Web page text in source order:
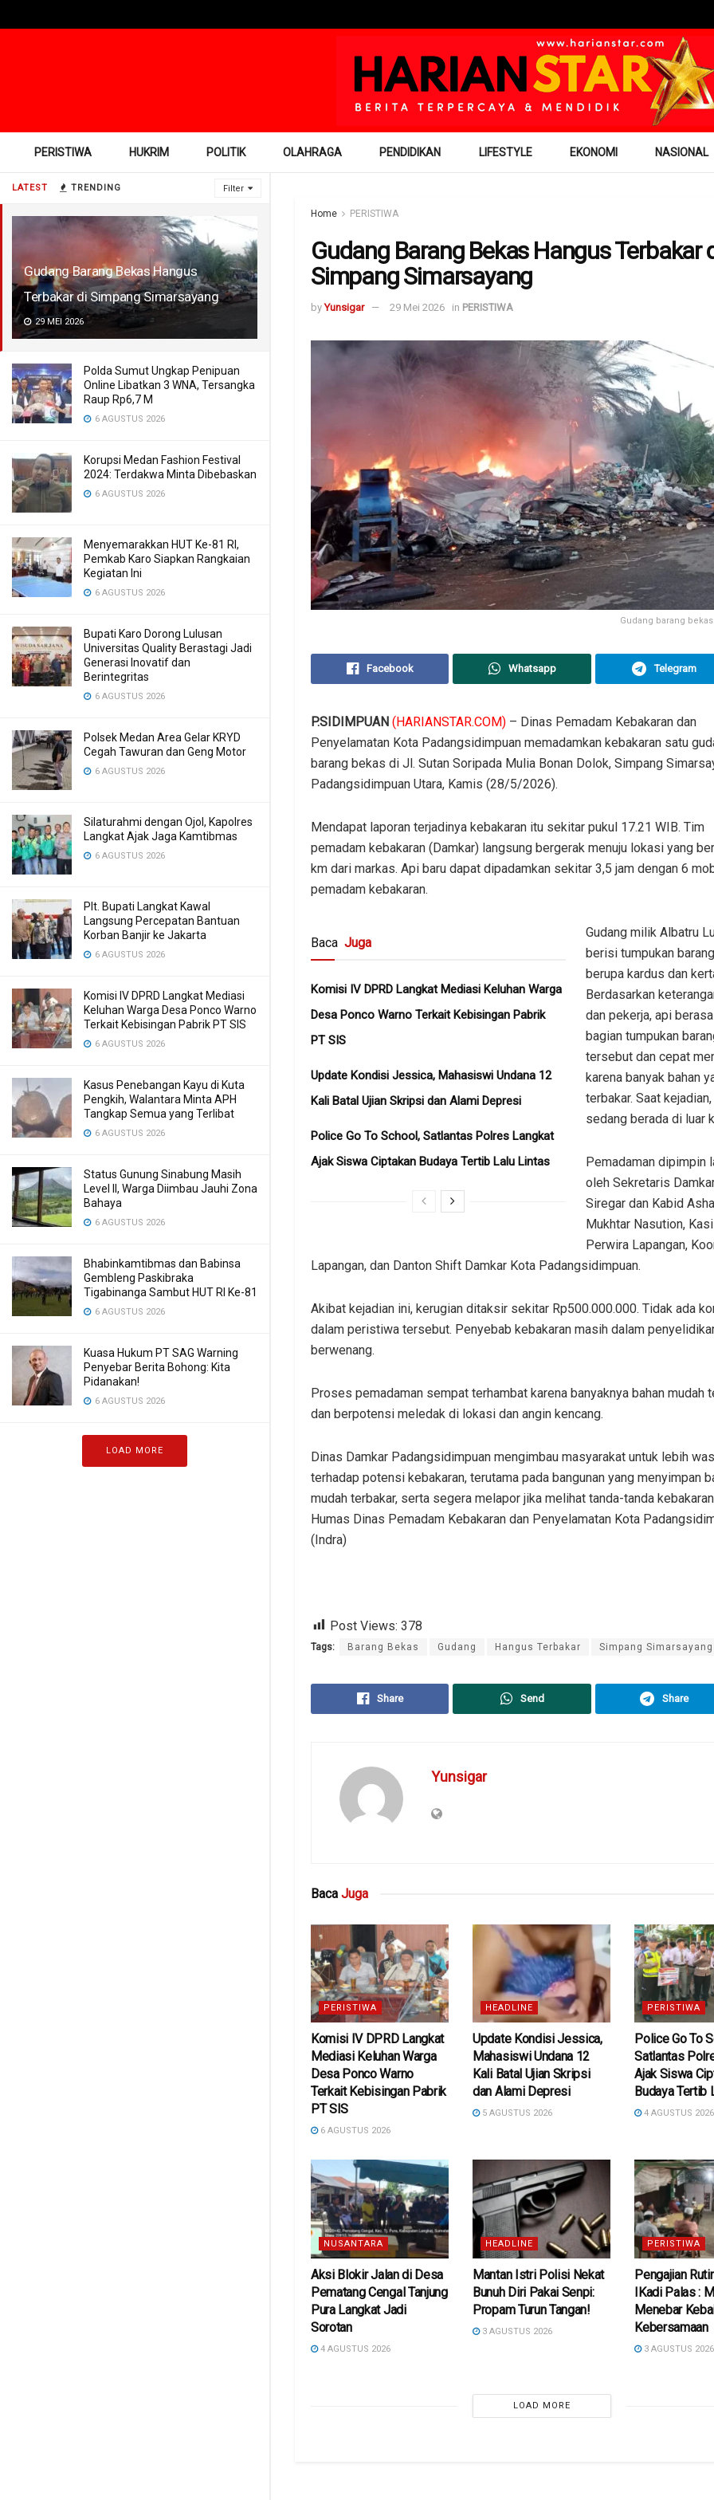
LATEST TRENDING Filter
Gudang Barang Bekas Hangus
Terbakar di Simpang Simarsayang
29 MEI 2026
Polda Sumut Ungkap Penipuan
Online Libatkan 3 WNA, Tersangka
Raup Rp6,7 M
6 AGUSTUS 2026
Korupsi Medan Fashion Festival
2024: Terdakwa Minta Dibebaskan
6 AGUSTUS 2026
Menyemarakkan HUT Ke-81 RI,
Pemkab Karo Siapkan Rangkaian
Kegiatan Ini
6 AGUSTUS 2026
Bupati Karo Dorong Lulusan
Universitas Quality Berastagi Jadi
Generasi Inovatif dan
Berintegritas
6 AGUSTUS 2026
Polsek Medan Area Gelar KRYD
Cegah Tawuran dan Geng Motor
6 AGUSTUS 2026
Silaturahmi dengan Ojol, Kapolres
Langkat Ajak Jaga Kamtibmas
6 AGUSTUS 2026
Plt. Bupati Langkat Kawal
Langsung Percepatan Bantuan
Korban Banjir ke Jakarta
6 AGUSTUS 2026
Komisi IV DPRD Langkat Mediasi
Keluhan Warga Desa Ponco Warno
Terkait Kebisingan Pabrik PT SIS
6 AGUSTUS 2026
Kasus Penebangan Kayu di Kuta
Pengkih, Walantara Minta APH
Tangkap Semua yang Terlibat
6 AGUSTUS 2026
Status Gunung Sinabung Masih
Level II, Warga Diimbau Jauhi Zona
Bahaya
6 AGUSTUS 2026
Bhabinkamtibmas dan Babinsa
Gembleng Paskibraka
Tigabinanga Sambut HUT RI Ke-81
6 AGUSTUS 2026
Kuasa Hukum PT SAG Warning
Penyebar Berita Bohong: Kita
Pidanakan!
6 AGUSTUS 2026
LOAD MORE
PERISTIWA HUKRIM POLITIK OLAHRAGA PENDIDIKAN LIFESTYLE EKONOMI NASIONAL
Home PERISTIWA
Gudang Barang Bekas Hangus Terbakar
Simpang Simarsayang
by Yunsigar 29 Mei 2026 in PERISTIWA
Gudang barang
Facebook Whatsapp Telegram
P.SIDIMPUAN (HARIANSTAR.COM) – Dinas Pemadam Kebakaran dan
Penyelamatan Kota Padangsidimpuan memadamkan kebakaran satu
barang bekas di Jl. Sutan Soripada Mulia Bonan Dolok, Simpang
Padangsidimpuan Utara, Kamis (28/5/2026).
Mendapat laporan terjadinya kebakaran itu sekitar pukul 17.21 WIB. Tim
pemadam kebakaran (Damkar) langsung bergerak menuju lokasi yang
km dari markas. Api baru dapat dipadamkan sekitar 3,5 jam dengan 6
pemadam kebakaran.
Baca Juga
Komisi IV DPRD Langkat Mediasi Keluhan Warga
Desa Ponco Warno Terkait Kebisingan Pabrik
PT SIS
Update Kondisi Jessica, Mahasiswi Undana 12
Kali Batal Ujian Skripsi dan Alami Depresi
Police Go To School, Satlantas Polres Langkat
Ajak Siswa Ciptakan Budaya Tertib Lalu Lintas
Gudang milik Albatru
berisi tumpukan
berupa kardus dan
Berdasarkan
dan pekerja, api
bagian tumpukan
tersebut dan cepat
karena banyak bahan
terbakar. Saat
sedang berada di luar
Pemadaman dipimpin
oleh Sekretaris
Siregar dan Kabid
Mukhtar Nasution,
Perwira Lapangan,
Lapangan, dan Danton Shift Damkar Kota Padangsidimpuan.
Akibat kejadian ini, kerugian ditaksir sekitar Rp500.000.000. Tidak ada
dalam peristiwa tersebut. Penyebab kebakaran masih dalam
berwenang.
Proses pemadaman sempat terhambat karena banyaknya bahan mudah
dan berpotensi meledak di lokasi dan angin kencang.
Dinas Damkar Padangsidimpuan mengimbau masyarakat untuk lebih
terhadap potensi kebakaran, terutama pada bangunan yang menyimpan
mudah terbakar, serta segera melapor jika melihat tanda-tanda
Humas Dinas Pemadam Kebakaran dan Penyelamatan Kota
(Indra)
Post Views: 378
Tags: Barang Bekas Gudang Hangus Terbakar Simpang Simarsayang
Share Send Share
Yunsigar
Baca Juga
PERISTIWA
Komisi IV DPRD Langkat
Mediasi Keluhan Warga
Desa Ponco Warno
Terkait Kebisingan Pabrik
PT SIS
6 AGUSTUS 2026
HEADLINE
Update Kondisi Jessica,
Mahasiswi Undana 12
Kali Batal Ujian Skripsi
dan Alami Depresi
5 AGUSTUS 2026
PERISTIWA
Police Go To
Satlantas
Ajak Siswa
Budaya Tertib
4 AGUSTUS 2026
NUSANTARA
Aksi Blokir Jalan di Desa
Pematang Cengal Tanjung
Pura Langkat Jadi
Sorotan
4 AGUSTUS 2026
HEADLINE
Mantan Istri Polisi Nekat
Bunuh Diri Pakai Senpi:
Propam Turun Tangan!
3 AGUSTUS 2026
PERISTIWA
Pengajian
IKadi Palas :
Menebar
Kebersamaan
3 AGUSTUS 2026
LOAD MORE